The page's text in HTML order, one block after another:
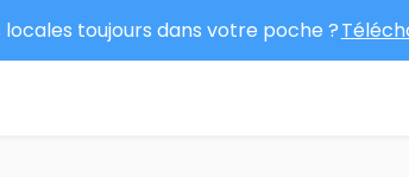
toujours dans votre poche ?